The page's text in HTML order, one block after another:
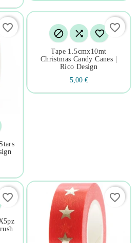
favorite_border   
Tape 1.5cmx10mt
Christmas Candy Canes |
Rico Design
5,00 €
favorite_border
favorite_border favorite_border